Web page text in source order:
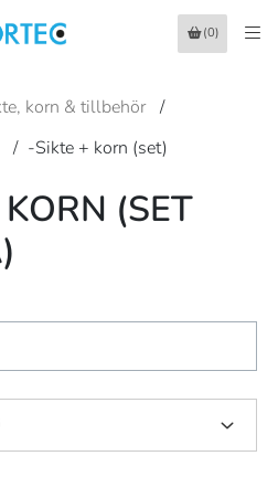
(0)
korn & tillbehör /
/ -Sikte + korn (set)
(SET